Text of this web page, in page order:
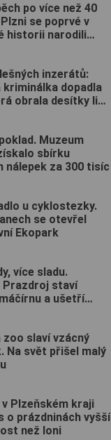
po více než 40
se poprvé v
historii narodili
inzerátů:
kriminálka dopadla
obrala desítky lidí
Muzeum
sbírku
nálepek za 300 tisíc
u cyklostezky.
se otevřel
Ekopark
více sladu.
Prazdroj staví
a ušetří
zoo slaví vzácný
Na svět přišel malý
Plzeňském kraji
o prázdninách vyšší
než loni